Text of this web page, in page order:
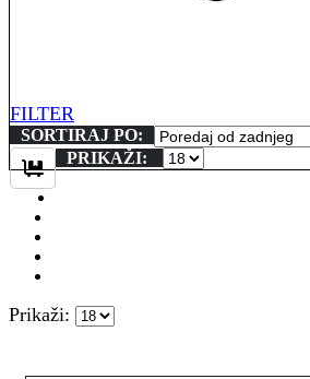
FILTER
SORTIRAJ PO:
PRIKAŽI:
Prikaži: